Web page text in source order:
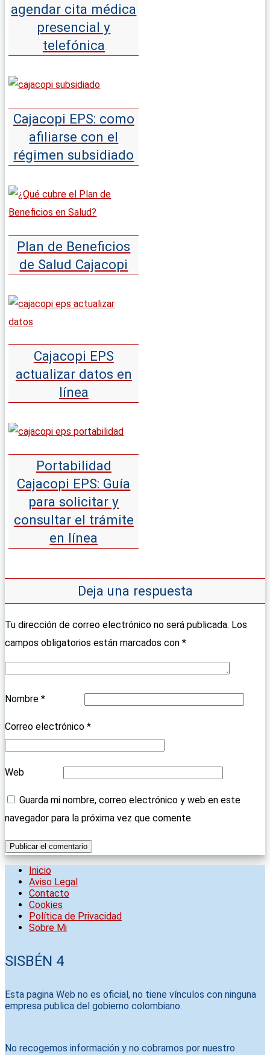
agendar cita médica
presencial y
telefónica
Cajacopi EPS: como
afiliarse con el
régimen subsidiado
Plan de Beneficios
de Salud Cajacopi
Cajacopi EPS
actualizar datos en
línea
Portabilidad
Cajacopi EPS: Guía
para solicitar y
consultar el trámite
en línea
Deja una respuesta
Tu dirección de correo electrónico no será publicada. Los
campos obligatorios están marcados con *
Nombre *
Correo electrónico *
Web
Guarda mi nombre, correo electrónico y web en este
navegador para la próxima vez que comente.
Inicio
Aviso Legal
Contacto
Cookies
Política de Privacidad
Sobre Mi
SISBÉN 4
Esta pagina Web no es oficial, no tiene vínculos con ninguna
empresa publica del gobierno colombiano.
No recogemos información y no cobramos por nuestro